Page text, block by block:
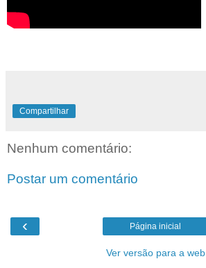
Compartilhar
Nenhum comentário:
Postar um comentário
‹ Página inicial
Ver versão para a web